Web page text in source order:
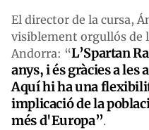
El director de la cursa,
visiblement orgullós de
Andorra: “L’Spartan
anys, i és gràcies ales
Aquí hi ha una
implicació de la
més d'Europa”.